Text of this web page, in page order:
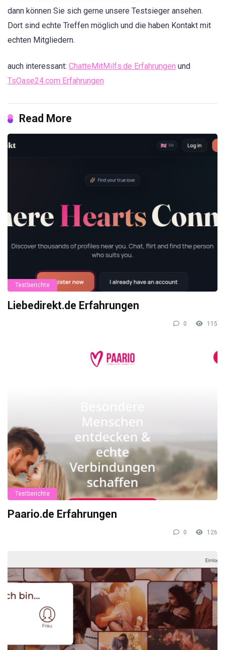
dann können Sie sich gerne unsere Testsieger ansehen.
Dort sind echte Treffen möglich und die haben Kontakt mit
echten Mitgliedern.
auch interessant: ChatteMitMilfs.de Erfahrungen und
TsOase24.com Erfahrungen
Read More
Testberichte
Liebedirekt.de Erfahrungen
0 115
Testberichte
Paario.de Erfahrungen
0 126